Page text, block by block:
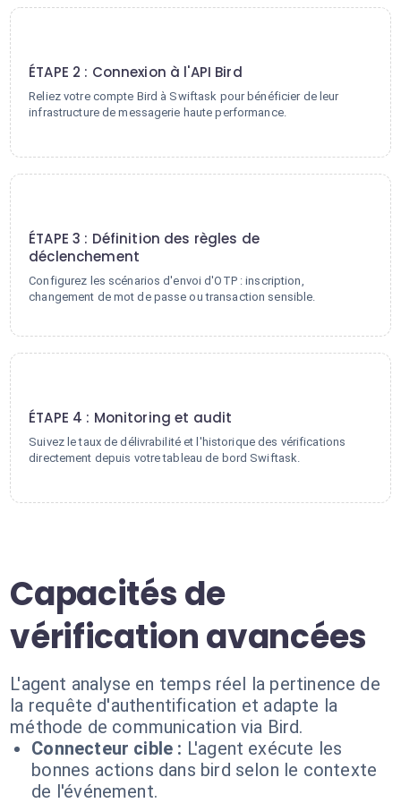
ÉTAPE 2 : Connexion à l'API Bird
Reliez votre compte Bird à Swiftask pour bénéficier de leur
infrastructure de messagerie haute performance.
ÉTAPE 3 : Définition des règles de
déclenchement
Configurez les scénarios d'envoi d'OTP : inscription,
changement de mot de passe ou transaction sensible.
ÉTAPE 4 : Monitoring et audit
Suivez le taux de délivrabilité et l'historique des vérifications
directement depuis votre tableau de bord Swiftask.
Capacités de
vérification avancées
L'agent analyse en temps réel la pertinence de
la requête d'authentification et adapte la
méthode de communication via Bird.
Connecteur cible : L'agent exécute les
bonnes actions dans bird selon le contexte
de l'événement.